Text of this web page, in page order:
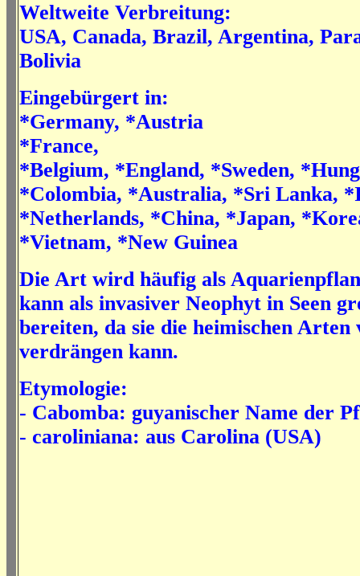
Weltweite Verbreitung:
USA, Canada, Brazil, Argentina,
Bolivia
Eingebürgert in:
*Germany, *Austria
*France,
*Belgium, *England, *Sweden,
*Colombia, *Australia, *Sri Lanka,
*Netherlands, *China, *Japan,
*Vietnam, *New Guinea
Die Art wird häufig als
kann als invasiver Neophyt in Seen
bereiten, da sie die heimischen Arten
verdrängen kann.
Etymologie:
- Cabomba: guyanischer Name der
- caroliniana: aus Carolina (USA)